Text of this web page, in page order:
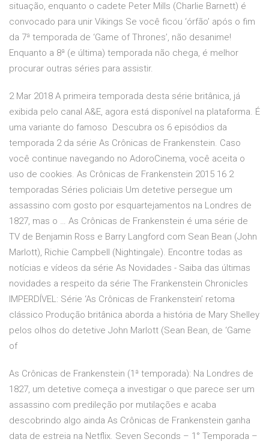
situação, enquanto o cadete Peter Mills (Charlie Barnett) é
convocado para unir Vikings Se você ficou ‘órfão’ após o fim
da 7ª temporada de ‘Game of Thrones’, não desanime!
Enquanto a 8ª (e última) temporada não chega, é melhor
procurar outras séries para assistir.
2 Mar 2018 A primeira temporada desta série britânica, já
exibida pelo canal A&E, agora está disponível na plataforma. É
uma variante do famoso Descubra os 6 episódios da
temporada 2 da série As Crônicas de Frankenstein. Caso
você continue navegando no AdoroCinema, você aceita o
uso de cookies. As Crônicas de Frankenstein 2015 16 2
temporadas Séries policiais Um detetive persegue um
assassino com gosto por esquartejamentos na Londres de
1827, mas o … As Crônicas de Frankenstein é uma série de
TV de Benjamin Ross e Barry Langford com Sean Bean (John
Marlott), Richie Campbell (Nightingale). Encontre todas as
notícias e vídeos da série As Novidades - Saiba das últimas
novidades a respeito da série The Frankenstein Chronicles
IMPERDÍVEL: Série ‘As Crônicas de Frankenstein’ retoma
clássico Produção britânica aborda a história de Mary Shelley
pelos olhos do detetive John Marlott (Sean Bean, de ‘Game
of
As Crônicas de Frankenstein (1ª temporada): Na Londres de
1827, um detetive começa a investigar o que parece ser um
assassino com predileção por mutilações e acaba
descobrindo algo ainda As Crônicas de Frankenstein ganha
data de estreia na Netflix. Seven Seconds – 1° Temporada –